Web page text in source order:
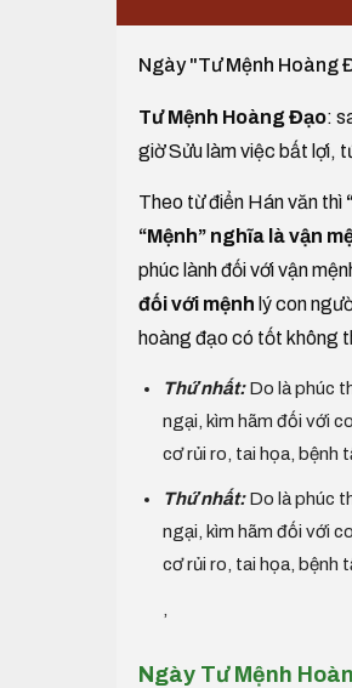
Ngày "Tư Mệnh Hoàng
Tư Mệnh Hoàng Đạo:
giờ Sửu làm việc bất lợi,
Theo từ điển Hán văn thì
“Mệnh” nghĩa là vận
phúc lành đối với vận
đối với mệnh lý con
hoàng đạo có tốt không
Thứ nhất:Do là phúc
ngại, kìm hãm đối với
cơ rủi ro, tai họa, bệnh
Thứ nhất:Do là phúc
ngại, kìm hãm đối với
cơ rủi ro, tai họa, bệnh
Ngày Tư Mệnh